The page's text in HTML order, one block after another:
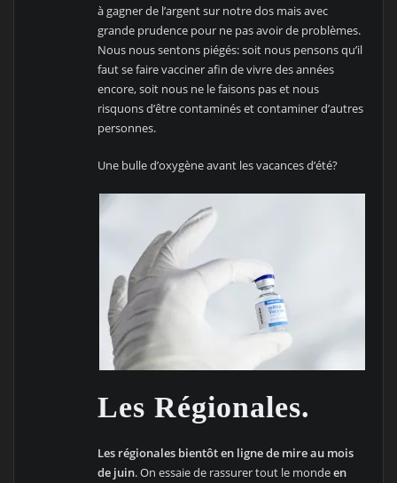
à gagner de l’argent sur notre dos mais avec
grande prudence pour ne pas avoir de problèmes.
Nous nous sentons piégés: soit nous pensons qu’il
faut se faire vacciner afin de vivre des années
encore, soit nous ne le faisons pas et nous
risquons d’être contaminés et contaminer d’autres
personnes.
Une bulle d’oxygène avant les vacances d’été?
Les Régionales.
Les régionales bientôt en ligne de mire au mois
de juin. On essaie de rassurer tout le mondeen